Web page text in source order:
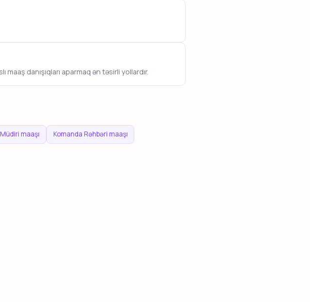
danışıqları aparmaq ən təsirli yollardır.
maaşı Komanda Rəhbəri maaşı